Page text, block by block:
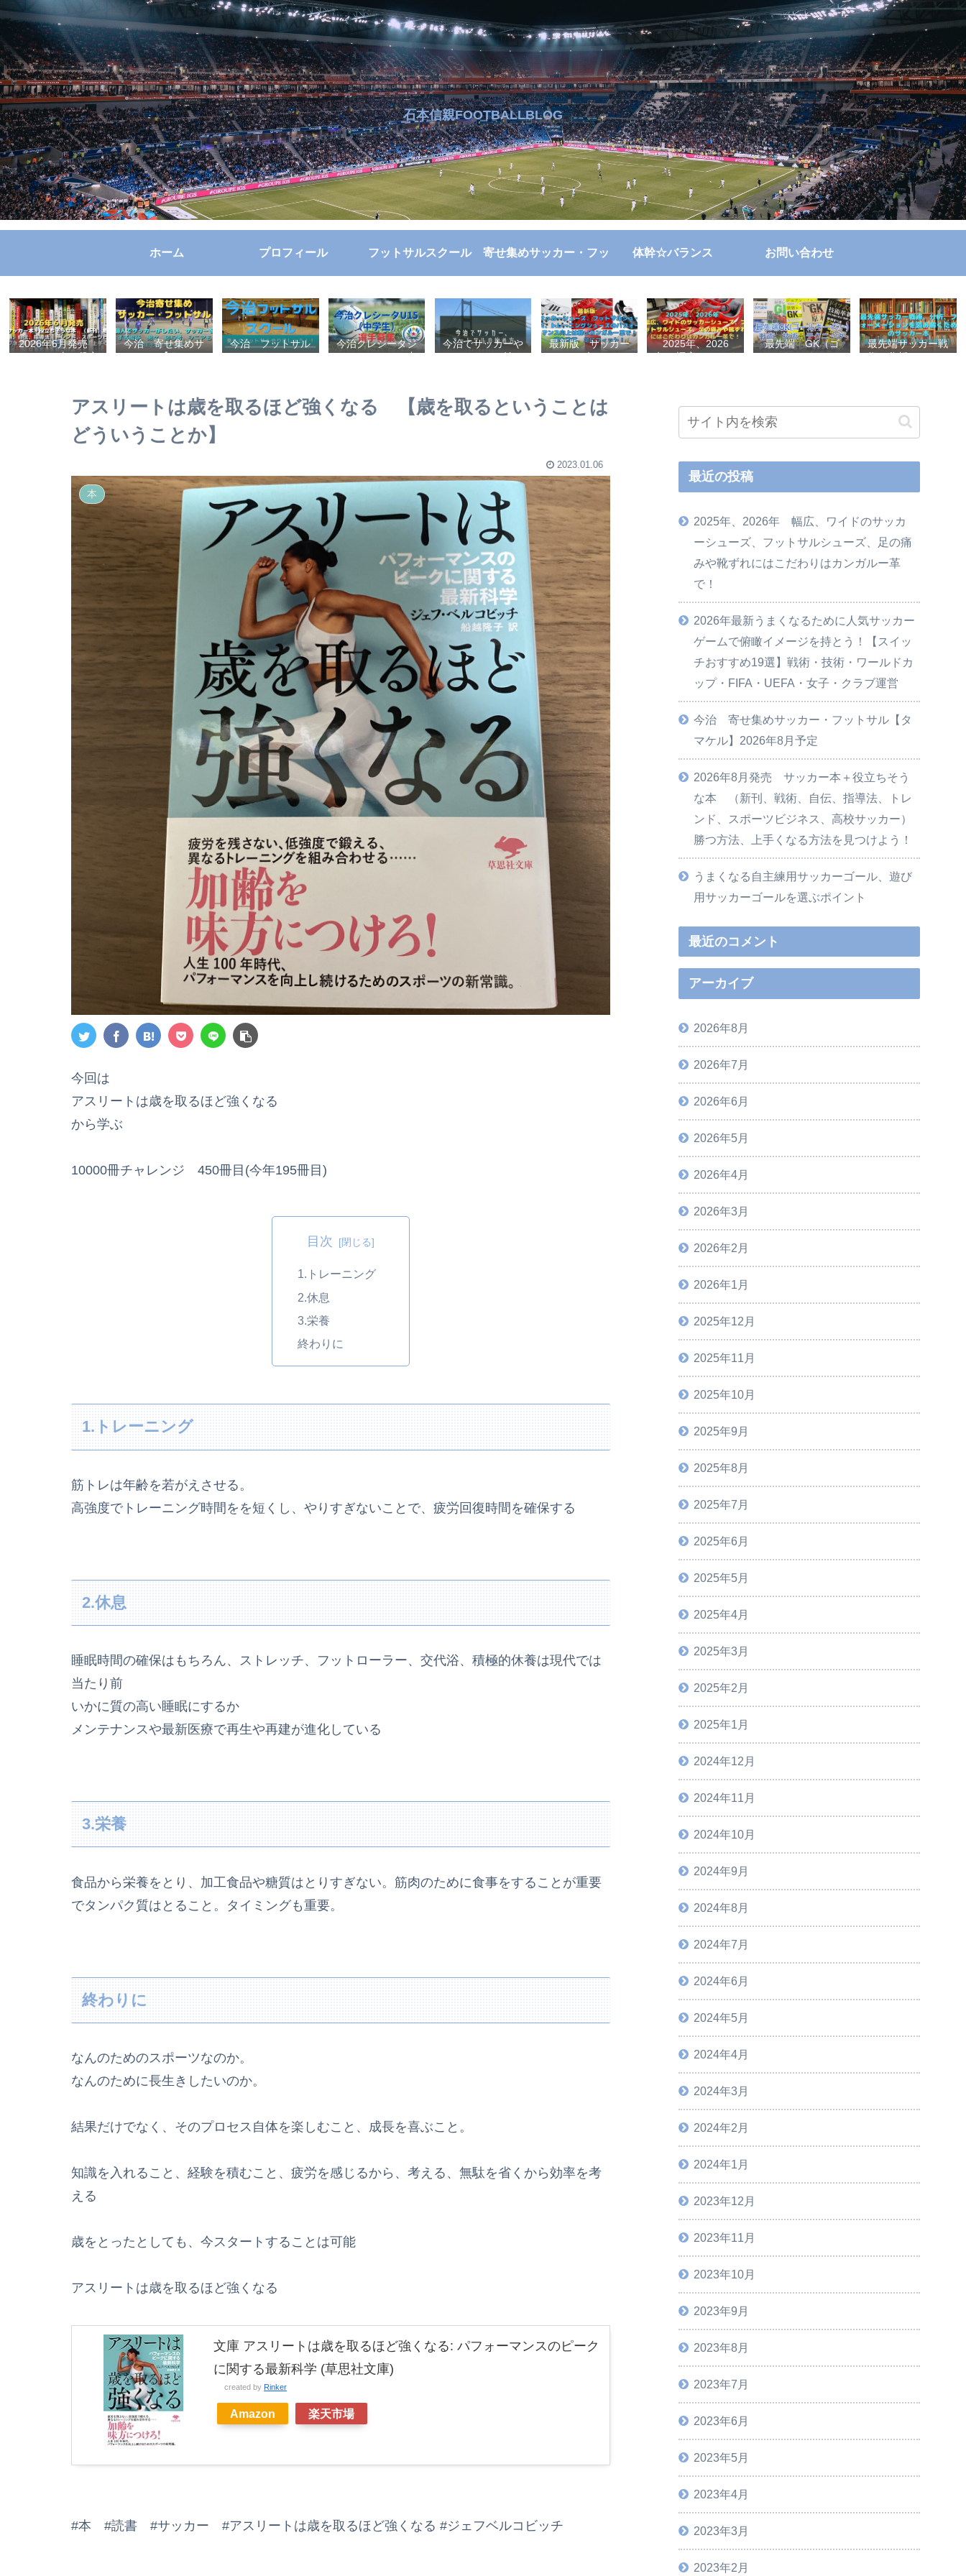
石本信親FOOTBALLBLOG
ホーム プロフィール フットサルスクール 寄せ集めサッカー・フッ
トサル
体幹☆バランス お問い合わせ
2026年6月発売
サッカー本＋役立
ド、スポーツビジ
ー）勝つ方法、上
手くなる方法を見
今治 寄せ集めサ
ッカー【タマケ
ッカーをする場
所、男女、初心
もいっしょに！
【タマケル】
今治 フットサル
スクール
今治クレシータジ
ュニアユース（中
今治でサッカーや
フットサルの始め
かスクールを選ぶ
基準】小学生、幼
最新版 サッカー
シューズ、フット
ス向上は軽いカン
2025年、2026
年 幅広、ワイド
や靴ずれにはこだ
わりはカンガルー
革で！
最先端 GK（ゴ
ールキーパー）
世界基準へ 練習
メニューなど選
最先端サッカー戦
術、分析、フォー
【2023年版】
アスリートは歳を取るほど強くなる 【歳を取るということは
どういうことか】
2023.01.06
本
今回は
アスリートは歳を取るほど強くなる
から学ぶ
10000冊チャレンジ 450冊目(今年195冊目)
目次
1.トレーニング
2.休息
3.栄養
終わりに
1.トレーニング
筋トレは年齢を若がえさせる。
高強度でトレーニング時間をを短くし、やりすぎないことで、疲労回復時間を確保する
2.休息
睡眠時間の確保はもちろん、ストレッチ、フットローラー、交代浴、積極的休養は現代では
当たり前
いかに質の高い睡眠にするか
メンテナンスや最新医療で再生や再建が進化している
3.栄養
食品から栄養をとり、加工食品や糖質はとりすぎない。筋肉のために食事をすることが重要
でタンパク質はとること。タイミングも重要。
終わりに
なんのためのスポーツなのか。
なんのために長生きしたいのか。
結果だけでなく、そのプロセス自体を楽しむこと、成長を喜ぶこと。
知識を入れること、経験を積むこと、疲労を感じるから、考える、無駄を省くから効率を考
える
歳をとったとしても、今スタートすることは可能
アスリートは歳を取るほど強くなる
文庫 アスリートは歳を取るほど強くなる: パフォーマンスのピーク
に関する最新科学 (草思社文庫)
created by Rinker
Amazon 楽天市場
#本 #読書 #サッカー #アスリートは歳を取るほど強くなる #ジェフベルコビッチ
最近の投稿
2025年、2026年 幅広、ワイドのサッカ
ーシューズ、フットサルシューズ、足の痛
みや靴ずれにはこだわりはカンガルー革
で！
2026年最新うまくなるために人気サッカー
ゲームで俯瞰イメージを持とう！【スイッ
チおすすめ19選】戦術・技術・ワールドカ
ップ・FIFA・UEFA・女子・クラブ運営
今治 寄せ集めサッカー・フットサル【タ
マケル】2026年8月予定
2026年8月発売 サッカー本＋役立ちそう
な本 （新刊、戦術、自伝、指導法、トレ
ンド、スポーツビジネス、高校サッカー）
勝つ方法、上手くなる方法を見つけよう！
うまくなる自主練用サッカーゴール、遊び
用サッカーゴールを選ぶポイント
最近のコメント
アーカイブ
2026年8月
2026年7月
2026年6月
2026年5月
2026年4月
2026年3月
2026年2月
2026年1月
2025年12月
2025年11月
2025年10月
2025年9月
2025年8月
2025年7月
2025年6月
2025年5月
2025年4月
2025年3月
2025年2月
2025年1月
2024年12月
2024年11月
2024年10月
2024年9月
2024年8月
2024年7月
2024年6月
2024年5月
2024年4月
2024年3月
2024年2月
2024年1月
2023年12月
2023年11月
2023年10月
2023年9月
2023年8月
2023年7月
2023年6月
2023年5月
2023年4月
2023年3月
2023年2月